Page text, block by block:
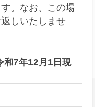
。なお、この場
しいたしませ
和7年12月1日現